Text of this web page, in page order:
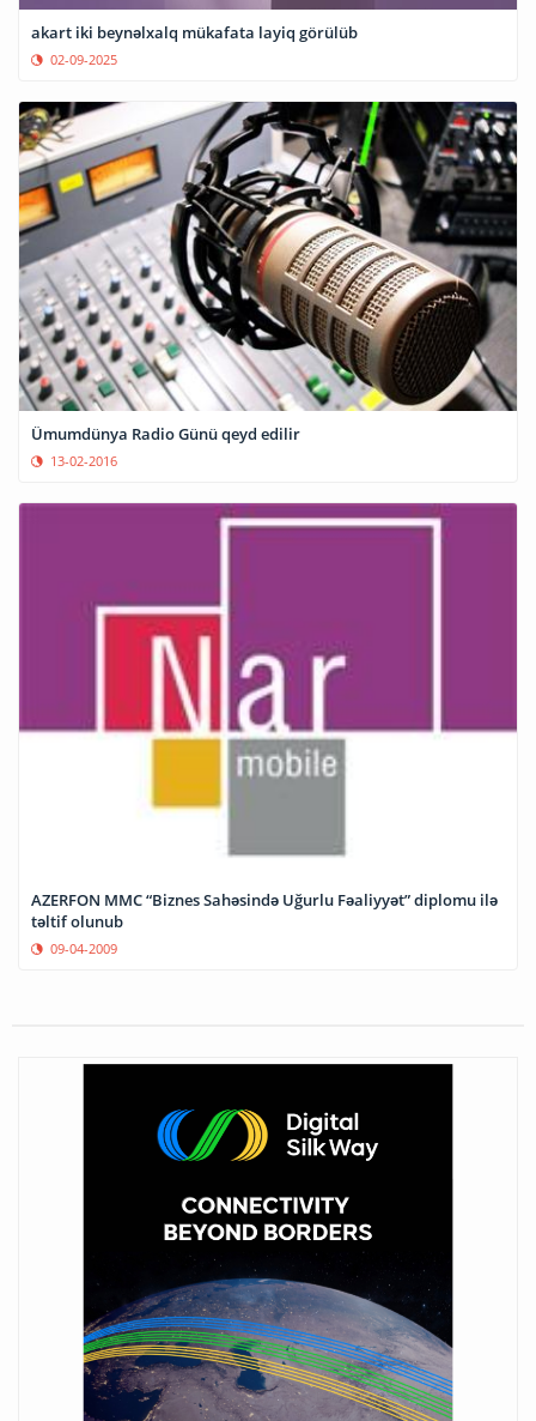
akart iki beynəlxalq mükafata layiq görülüb
02-09-2025
Ümumdünya Radio Günü qeyd edilir
13-02-2016
AZERFON MMC “Biznes Sahəsində Uğurlu Fəaliyyət” diplomu ilə
təltif olunub
09-04-2009